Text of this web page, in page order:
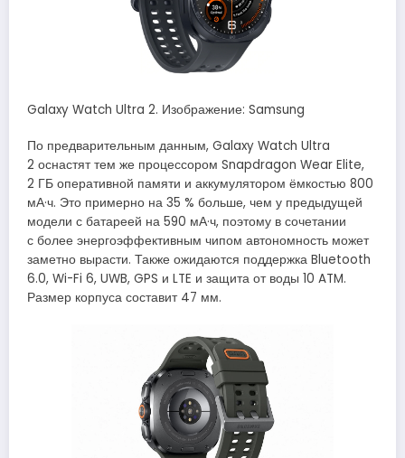
Galaxy Watch Ultra 2. Изображение: Samsung
По предварительным данным, Galaxy Watch Ultra
2 оснастят тем же процессором Snapdragon Wear Elite,
2 ГБ оперативной памяти и аккумулятором ёмкостью 800
мА·ч. Это примерно на 35 % больше, чем у предыдущей
модели с батареей на 590 мА·ч, поэтому в сочетании
с более энергоэффективным чипом автономность может
заметно вырасти. Также ожидаются поддержка Bluetooth
6.0, Wi-Fi 6, UWB, GPS и LTE и защита от воды 10 ATM.
Размер корпуса составит 47 мм.